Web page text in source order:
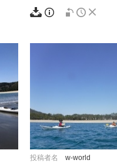
投稿者名
w-world